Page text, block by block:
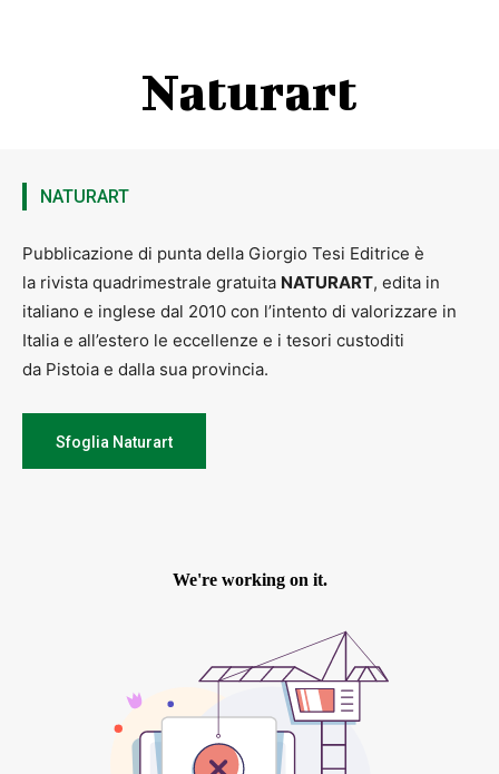
Naturart
NATURART
Pubblicazione di punta della Giorgio Tesi Editrice è
la rivista quadrimestrale gratuita NATURART, edita in
italiano e inglese dal 2010 con l’intento di valorizzare in
Italia e all’estero le eccellenze e i tesori custoditi
da Pistoia e dalla sua provincia.
Sfoglia Naturart